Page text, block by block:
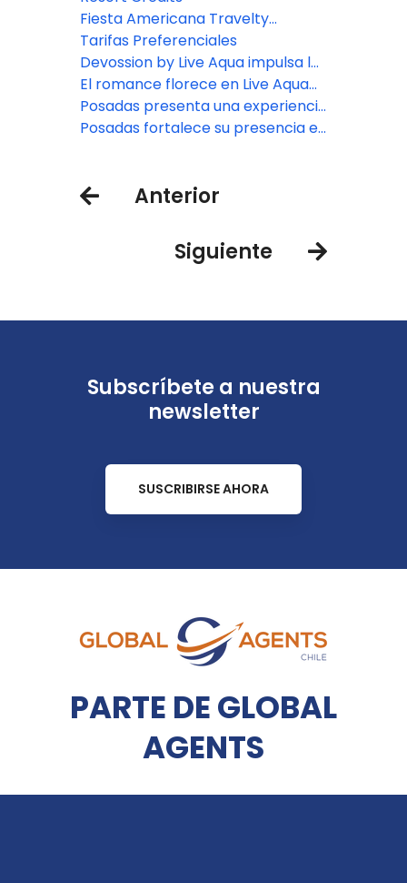
experiencias inolvidables
Fiesta Americana Travelty
presenta nuevas marcas y
destinos.
Tarifas Preferenciales
Devossion by Live Aqua impulsa la
expansión de Posadas
El romance florece en Live Aqua
San Miguel de Allende
Posadas presenta una experiencia
de bienestar en Zamna Festival
Posadas fortalece su presencia en
CumbresAnterior
Siguiente
Subscríbete a nuestra
newsletter
SUSCRIBIRSE AHORA
PARTE DE GLOBAL
AGENTS